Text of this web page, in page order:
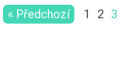
« Předchozí 1 2 3